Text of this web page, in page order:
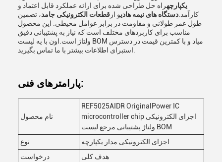
یکپارچهراه حل طراحی شده برای ارائه عملکرد قابل اعتماد و
کارآمد. دستگاه های نیمه هادیو از قطعات الکترونیکی جامد، تضمین
طول عمر طولانی و مقاومت در برابر عوامل محیطی. این محصول
مناسب برای کاربردهای مختلف است که نیاز به پشتیبانی دقیق
ولتاژ است.اون با يه ليست BOM مياد و با کمترين قيمت در دسترس
پارامترهای فنی:
نام محصول
REF5025AIDR OriginalPower IC
microcontroller chip اجزای الکترونیکی
ولتاژ پشتیبانی مرجع لیست BOM
نوع
اجزای الکترونیکی مدار یکپارچه
درخواست
هدف کلی